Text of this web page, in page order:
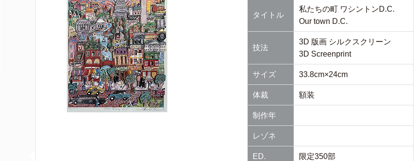
タイトル
私たちの町 ワシントンD.C.
Our town D.C.
技法
3D 版画 シルクスクリーン
3D Screenprint
サイズ 33.8cm×24cm
体裁 額装
制作年
レゾネ
ED. 限定350部